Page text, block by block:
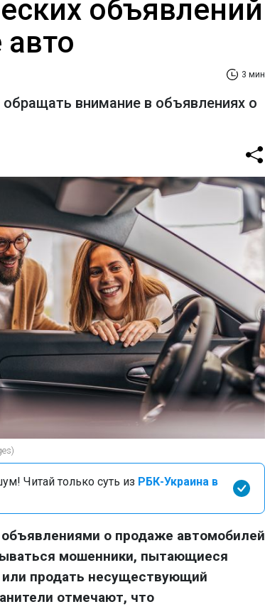
объявлений
3 мин
внимание в объявлениях о
Читай только суть из РБК-Украина в
о продаже автомобилей
мошенники, пытающиеся
продать несуществующий
отмечают, что